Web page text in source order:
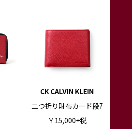
CK CALVIN KLEIN
二つ折り財布カード段7
￥15,000+税